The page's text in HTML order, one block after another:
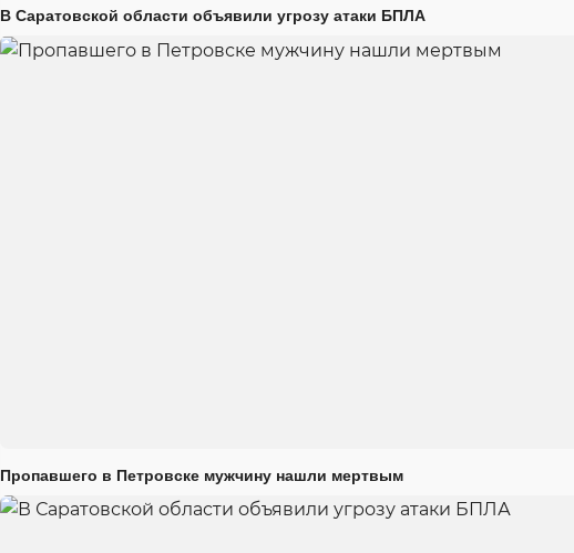
В Саратовской области объявили угрозу атаки БПЛА
Пропавшего в Петровске мужчину нашли мертвым